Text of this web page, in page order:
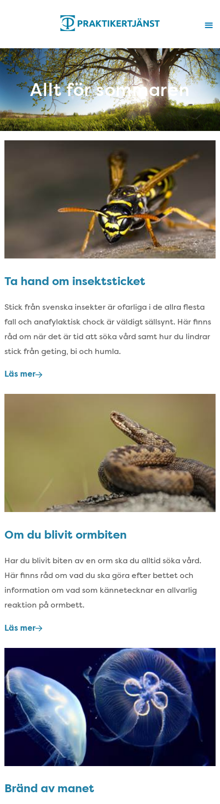
Allt för sommaren
Ta hand om insektsticket
Stick från svenska insekter är ofarliga i de allra flesta
fall och anafylaktisk chock är väldigt sällsynt.​ Här finns
råd om när det är tid att söka vård samt hur du lindrar
stick från geting,​ bi och humla.​
Läs mer
Om du blivit ormbiten
Har du blivit biten av en orm ska du alltid söka vård.​
Här finns råd om vad du ska göra efter bettet och
information om vad som kännetecknar en allvarlig
reaktion på ormbett.​
Läs mer
Bränd av manet